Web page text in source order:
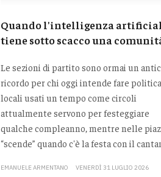
Quando l'intelligenza
tiene sotto scacco una
Le sezioni di partito sono ormai un
ricordo per chi oggi intende fare
locali usati un tempo come circoli
attualmente servono per festeggiare
qualche compleanno, mentre nelle
“scende” quando c'è la festa con il
EMANUELE ARMENTANO VENERDÌ 31 LUGLIO 2026